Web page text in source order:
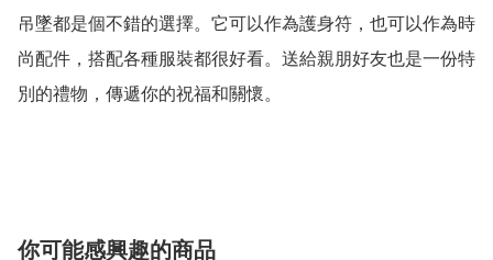
吊墜都是個不錯的選擇。它可以作為護身符，也可以作為時
尚配件，搭配各種服裝都很好看。送給親朋好友也是一份特
別的禮物，傳遞你的祝福和關懷。
你可能感興趣的商品